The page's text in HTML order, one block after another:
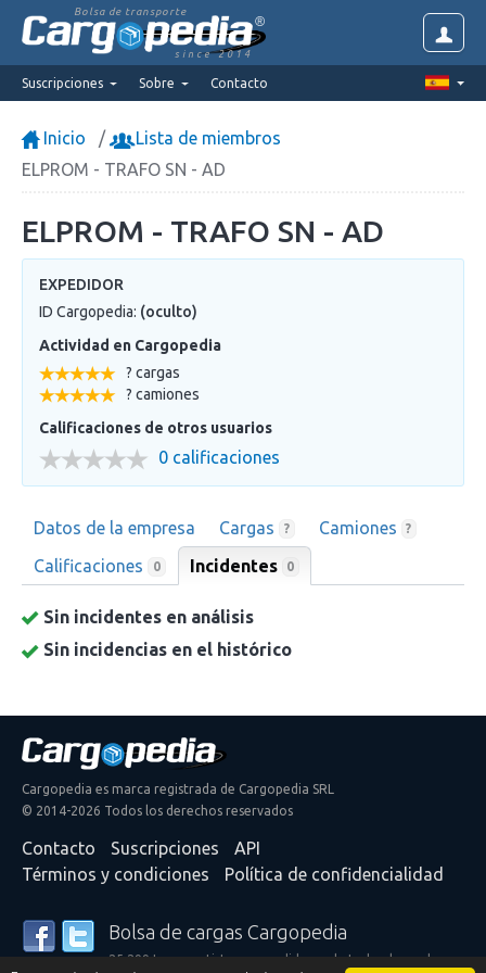
Bolsa de transporte
since 2014
Suscripciones Sobre Contacto
Inicio
Lista de miembros
ELPROM - TRAFO SN - AD
ELPROM - TRAFO SN - AD
EXPEDIDOR
ID Cargopedia: (oculto)
Actividad en Cargopedia
? cargas
? camiones
Calificaciones de otros usuarios
0 calificaciones
Datos de la empresa Cargas ? Camiones ?
Calificaciones 0 Incidentes 0
Sin incidentes en análisis
Sin incidencias en el histórico
Cargopedia es marca registrada de Cargopedia SRL
© 2014-2026 Todos los derechos reservados
Contacto Suscripciones
API
Términos y condiciones
Política de confidencialidad
Bolsa de cargas Cargopedia
25.299 transportistas y expedidores de todo el mundo